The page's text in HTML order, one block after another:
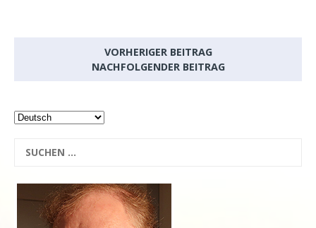
VORHERIGER BEITRAG
NACHFOLGENDER BEITRAG